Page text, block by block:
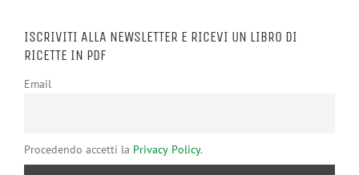
ISCRIVITI ALLA NEWSLETTER E RICEVI UN LIBRO DI
RICETTE IN PDF
Email
Procedendo accetti la Privacy Policy.